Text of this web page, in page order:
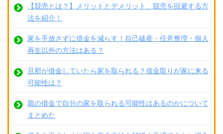
【競売とは？】メリットとデメリット、競売を回避する方
法を紹介！
家を手放さずに借金を減らす！自己破産・任意整理・個人
再生以外の方法はある？
旦那が借金していたら家を取られる？借金取りが家に来る
可能性は？
親の借金で自分の家を取られる可能性はあるのかについて
まとめた